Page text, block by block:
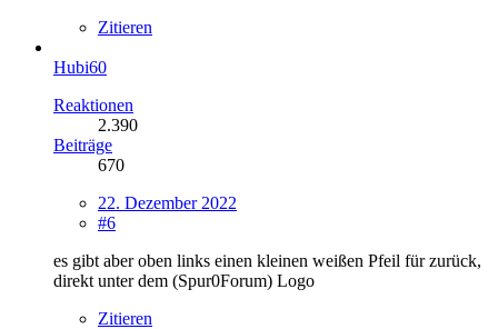
Zitieren
Hubi60
Reaktionen
2.390
Beiträge
670
22. Dezember 2022
#6
es gibt aber oben links einen kleinen weißen Pfeil für zurück,
direkt unter dem (Spur0Forum) Logo
Zitieren